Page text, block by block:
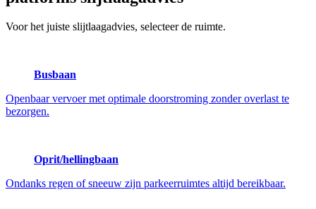
Voor het juiste slijtlaagadvies, selecteer de ruimte.
Busbaan
Openbaar vervoer met optimale doorstroming zonder overlast te
bezorgen.
Oprit/hellingbaan
Ondanks regen of sneeuw zijn parkeerruimtes altijd bereikbaar.